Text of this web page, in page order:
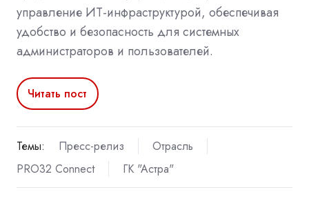
управление ИТ-инфраструктурой, обеспечивая
удобство и безопасность для системных
администраторов и пользователей.
Читать пост
Темы: Пресс-релиз
Отрасль
PRO32 Connect
ГК "Астра"